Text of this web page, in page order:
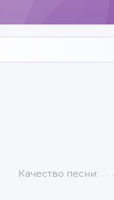
Качество песни: